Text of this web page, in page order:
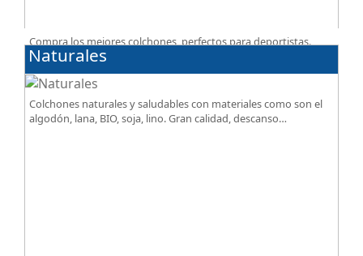
Compra los mejores colchones, perfectos para deportistas.
Facilitan el descanso a personas que practican deporte,
SportReset ayuda a recuperar energía
Naturales
Colchones naturales y saludables con materiales como son el
algodón, lana, BIO, soja, lino. Gran calidad, descanso